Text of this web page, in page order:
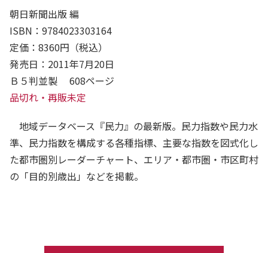
朝日新聞出版 編
ISBN：9784023303164
定価：8360円（税込）
発売日：2011年7月20日
Ｂ５判並製 608ページ
品切れ・再販未定
地域データベース『民力』の最新版。民力指数や民力水
準、民力指数を構成する各種指標、主要な指数を図式化し
た都市圏別レーダーチャート、エリア・都市圏・市区町村
の「目的別歳出」などを掲載。